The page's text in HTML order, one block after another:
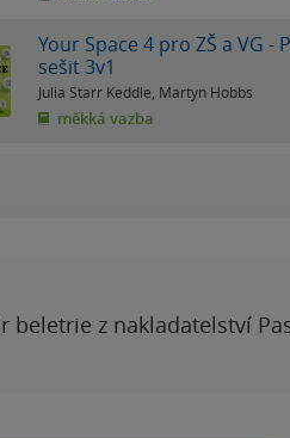
Your Space 4 pro ZŠ a VG -
sešit 3v1
Julia Starr Keddle Martyn Hobbs
měkká vazba
beletrie z nakladatelství